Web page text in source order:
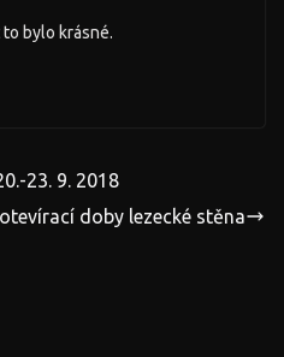
bylo krásné.
23. 9. 2018
doby lezecké stěna